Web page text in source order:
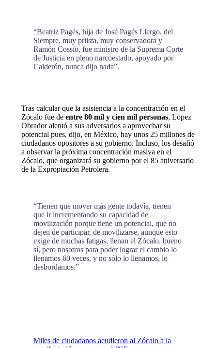
“Beatriz Pagés, hija de José Pagés Llergo, del
Siempre, muy priista, muy conservadora y
Ramón Cossío, fue ministro de la Suprema Corte
de Justicia en pleno narcoestado, apoyado por
Calderón, nunca dijo nada”.
Tras calcular que la asistencia a la concentración en el
Zócalo fue de entre 80 mil y cien mil personas, López
Obrador alentó a sus adversarios a aprovechar su
potencial pues, dijo, en México, hay unos 25 millones de
ciudadanos opositores a su gobierno. Incluso, los desafió
a observar la próxima concentración masiva en el
Zócalo, que organizará su gobierno por el 85 aniversario
de la Expropiación Petrolera.
“Tienen que mover más gente todavía, tienen
que ir incrementando su capacidad de
movilización porque tiene un potencial, que no
dejen de participar, de movilizarse, aunque esto
exige de muchas fatigas, llenan el Zócalo, bueno
sí, pero nosotros para poder lograr el cambio lo
llenamos 60 veces, y no sólo lo llenamos, lo
desbordamos.”
Miles de ciudadanos acudieron al Zócalo a la